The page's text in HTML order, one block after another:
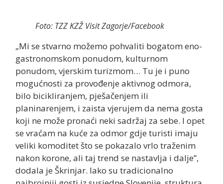
Foto: TZZ KZŽ Visit Zagorje/Facebook
„Mi se stvarno možemo pohvaliti bogatom eno-
gastronomskom ponudom, kulturnom
ponudom, vjerskim turizmom… Tu je i puno
mogućnosti za provođenje aktivnog odmora,
bilo bicikliranjem, pješačenjem ili
planinarenjem, i zaista vjerujem da nema gosta
koji ne može pronaći neki sadržaj za sebe. I opet
se vraćam na kuće za odmor gdje turisti imaju
veliki komoditet što se pokazalo vrlo traženim
nakon korone, ali taj trend se nastavlja i dalje”,
dodala je Škrinjar. Iako su tradicionalno